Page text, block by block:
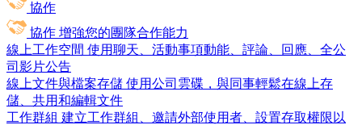
協作
協作 增強您的團隊合作能力
線上工作空間 使用聊天、活動事項動能、評論、回應、全公
司影片公告
線上文件與檔案存儲 使用公司雲碟，與同事輕鬆在線上存
儲、共用和編輯文件
工作群組 建立工作群組、邀請外部使用者、設置存取權限以